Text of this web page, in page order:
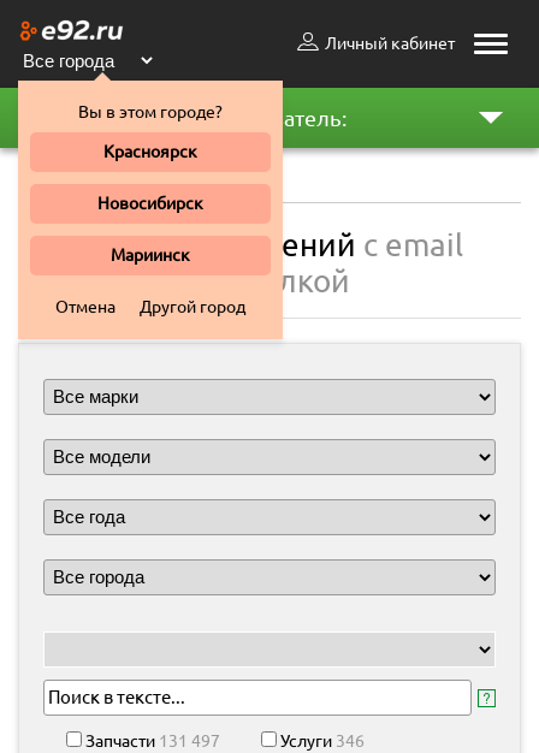
Toggle
Личный кабинет
Вы в этом городе?
Красноярск
Новосибирск
Мариинск
Отмена Другой город
Пользователь:
Доска объявлений c email
рассылкой
Запчасти 131 497 Услуги 346